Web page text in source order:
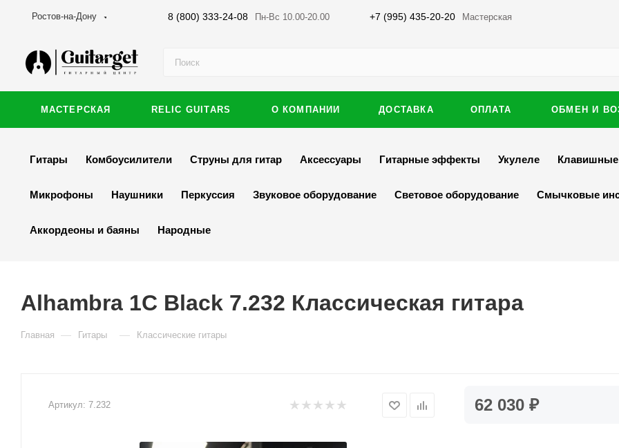
Ростов-на-Дону 8 (800) 333-24-08 Пн-Вс 10.00-20.00 +7 (995) 435-20-20 Мастерская
МАСТЕРСКАЯ RELIC GUITARS О КОМПАНИИ ДОСТАВКА ОПЛАТА ОБМЕН И
Гитары Комбоусилители Струны для гитар Аксессуары Гитарные эффекты Укулеле Клавишные
Микрофоны Наушники Перкуссия Звуковое оборудование Световое оборудование Смычковые
Аккордеоны и баяны Народные
Alhambra 1C Black 7.232 Классическая гитара
Главная — Гитары — Классические гитары
Артикул: 7.232 62 030 ₽